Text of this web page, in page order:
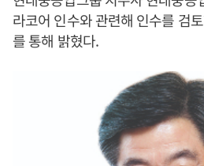
라코어 인수와 관련해 인수를 검
를 통해 밝혔다.